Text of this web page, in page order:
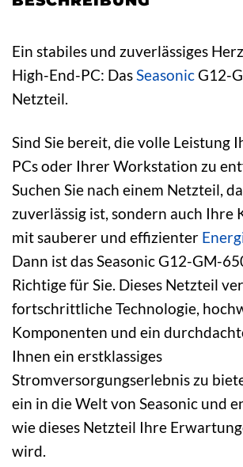
Ein stabiles und zuverlässiges
High-End-PC: DasSeasonicG12-
Netzteil.
Sind Sie bereit, die volle Leistung
PCs oder Ihrer Workstation zu
Suchen Sie nach einem Netzteil,
zuverlässig ist, sondern auch Ihre
mit sauberer und effizienter
Dann ist das Seasonic G12-GM-
Richtige für Sie. Dieses Netzteil
fortschrittliche Technologie,
Komponenten und ein
Ihnen ein erstklassiges
Stromversorgungserlebnis zu
ein in die Welt von Seasonic und
wie dieses Netzteil Ihre
wird.